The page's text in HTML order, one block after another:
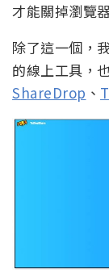
才能關掉瀏覽
除了這一個，
的線上工具，
ShareDrop 、